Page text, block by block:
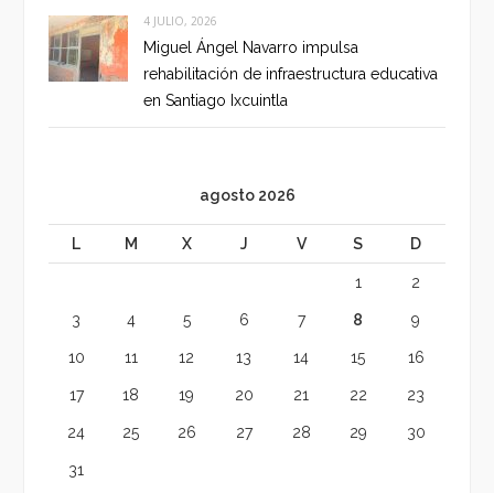
4 JULIO, 2026
Miguel Ángel Navarro impulsa
rehabilitación de infraestructura educativa
en Santiago Ixcuintla
agosto 2026
L M X J V S D
1 2
3 4 5 6 7 8 9
10 11 12 13 14 15 16
17 18 19 20 21 22 23
24 25 26 27 28 29 30
31